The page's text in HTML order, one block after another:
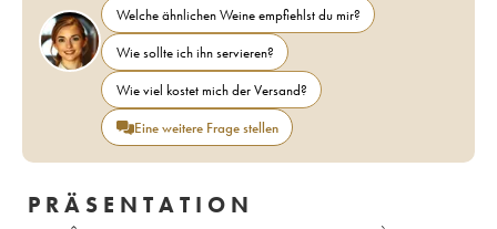
Welche ähnlichen Weine empfiehlst du mir?
Wie sollte ich ihn servieren?
Wie viel kostet mich der Versand?
Eine weitere Frage stellen
PRÄSENTATION